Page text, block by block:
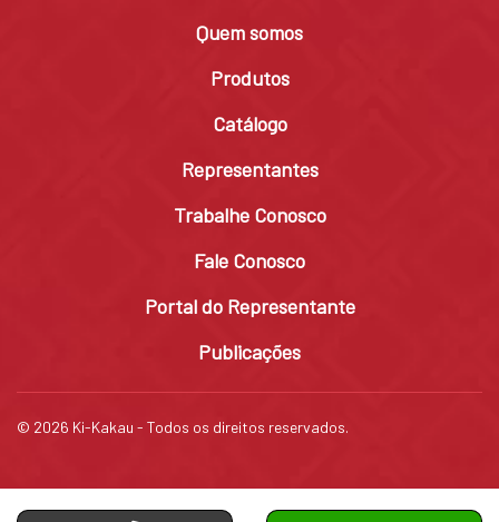
Quem somos
Produtos
Catálogo
Representantes
Trabalhe Conosco
Fale Conosco
Portal do Representante
Publicações
© 2026 Ki-Kakau - Todos os direitos reservados.